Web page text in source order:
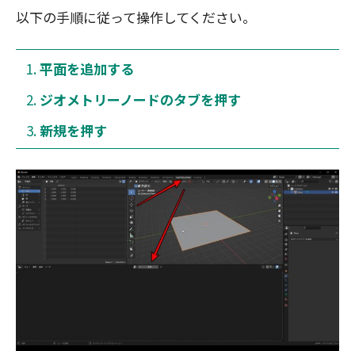
以下の手順に従って操作してください。
平面を追加する
ジオメトリーノードのタブを押す
新規を押す